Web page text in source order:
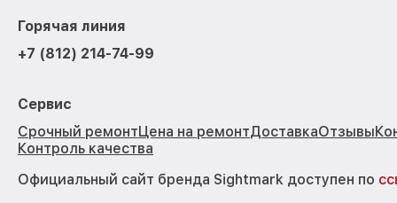
Горячая линия
+7 (812) 214-74-99
Сервис
Срочный ремонтЦена на ремонтДоставкаОтзывы
Контроль качества
Официальный сайт бренда Sightmark доступен по